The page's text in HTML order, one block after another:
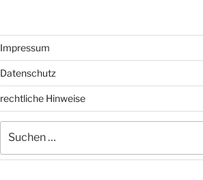
Impressum
Datenschutz
rechtliche Hinweise
nach: